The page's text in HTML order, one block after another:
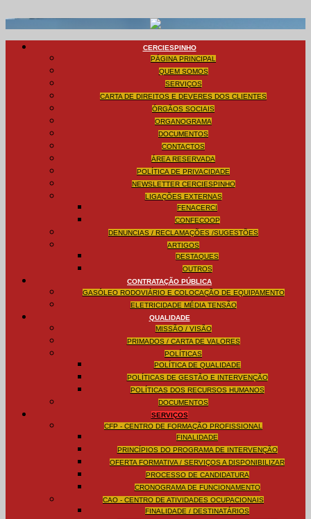
CERCIESPINHO
PÁGINA PRINCIPAL
QUEM SOMOS
SERVIÇOS
CARTA DE DIREITOS E DEVERES DOS CLIENTES
ÓRGÃOS SOCIAIS
ORGANOGRAMA
DOCUMENTOS
CONTACTOS
ÁREA RESERVADA
POLÍTICA DE PRIVACIDADE
NEWSLETTER CERCIESPINHO
LIGAÇÕES EXTERNAS
FENACERCI
CONFECOOP
DENUNCIAS / RECLAMAÇÕES /SUGESTÕES
ARTIGOS
DESTAQUES
OUTROS
CONTRATAÇÃO PÚBLICA
GASÓLEO RODOVIÁRIO E COLOCAÇÃO DE EQUIPAMENTO
ELETRICIDADE MÉDIA TENSÃO
QUALIDADE
MISSÃO / VISÃO
PRIMADOS / CARTA DE VALORES
POLÍTICAS
POLÍTICA DE QUALIDADE
POLÍTICAS DE GESTÃO E INTERVENÇÃO
POLÍTICAS DOS RECURSOS HUMANOS
DOCUMENTOS
SERVIÇOS
CFP - CENTRO DE FORMAÇÃO PROFISSIONAL
FINALIDADE
PRINCÍPIOS DO PROGRAMA DE INTERVENÇÃO
OFERTA FORMATIVA / SERVIÇOS A DISPONIBILIZAR
PROCESSO DE CANDIDATURA
CRONOGRAMA DE FUNCIONAMENTO
CAO - CENTRO DE ATIVIDADES OCUPACIONAIS
FINALIDADE / DESTINATÁRIOS